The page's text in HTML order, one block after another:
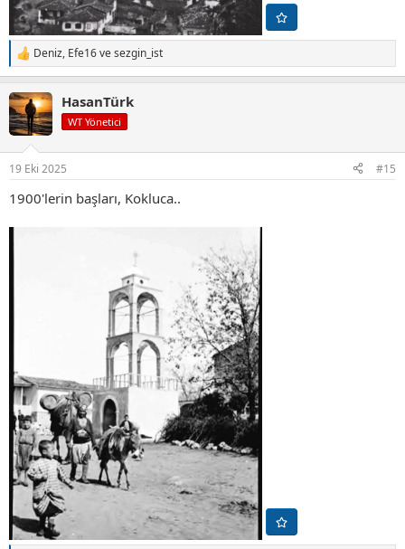
T
e
k
i
l
:
Deniz, Efe16vesezgin_ist
HasanTürk
WT Yönetici
19 Eki 2025 #15
1900'lerin başları, Kokluca..